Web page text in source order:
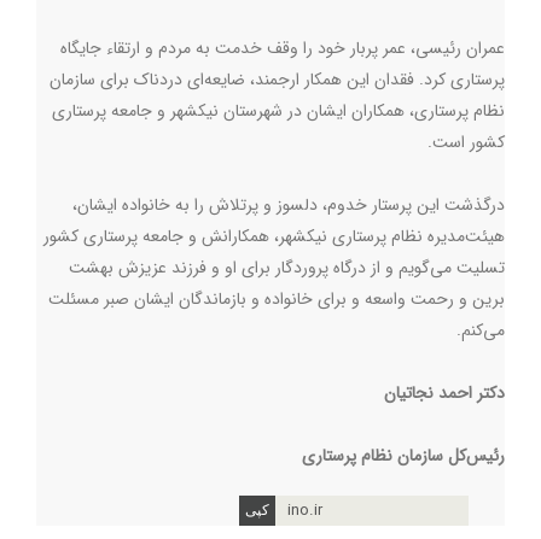
عمران رئیسی، عمر پربار خود را وقف خدمت به مردم و ارتقاء جایگاه
پرستاری کرد. فقدان این همکار ارجمند، ضایعه‌ای دردناک برای سازمان
نظام پرستاری، همکاران ایشان در شهرستان نیکشهر و جامعه پرستاری
کشور است.
درگذشت این پرستار خدوم، دلسوز و پرتلاش را به خانواده ایشان،
هیئت‌مدیره نظام پرستاری نیکشهر، همکارانش و جامعه پرستاری کشور
تسلیت می‌گویم و از درگاه پروردگار برای او و فرزند عزیزش بهشت
برین و رحمت واسعه و برای خانواده و بازماندگان ایشان صبر مسئلت
می‌کنم.
دکتر احمد نجاتیان
رئیس‌کل سازماننظامپرستاری
ino.ir